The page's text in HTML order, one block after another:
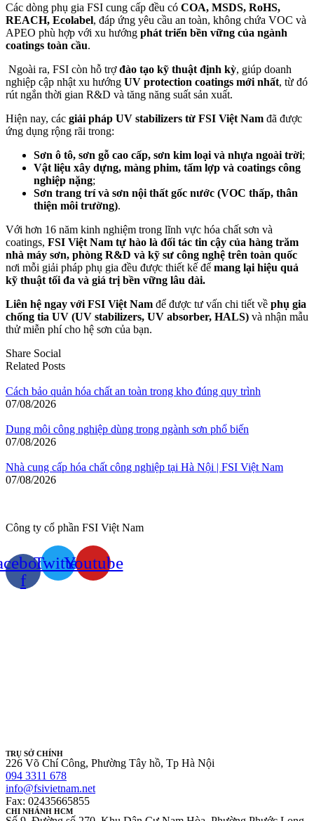
Các dòng phụ gia FSI cung cấp đều có COA, MSDS, RoHS,
REACH, Ecolabel, đáp ứng yêu cầu an toàn, không chứa VOC và
APEO phù hợp với xu hướng phát triển bền vững của ngành
coatings toàn cầu.
Ngoài ra, FSI còn hỗ trợđào tạo kỹ thuật định kỳ, giúp doanh
nghiệp cập nhật xu hướng UV protection coatings mới nhất, từ đó
rút ngắn thời gian R&D và tăng năng suất sản xuất.
Hiện nay, các giải pháp UV stabilizers từ FSI Việt Nam đã được
ứng dụng rộng rãi trong:
Sơn ô tô, sơn gỗ cao cấp, sơn kim loại và nhựa ngoài trời;
Vật liệu xây dựng, màng phim, tấm lợp và coatings công
nghiệp nặng;
Sơn trang trí và sơn nội thất gốc nước (VOC thấp, thân
thiện môi trường).
Với hơn 16 năm kinh nghiệm trong lĩnh vực hóa chất sơn và
coatings, FSI Việt Nam tự hào là đối tác tin cậy của hàng trăm
nhà máy sơn, phòng R&D và kỹ sư công nghệ trên toàn quốc
nơi mỗi giải pháp phụ gia đều được thiết kế để mang lại hiệu quả
kỹ thuật tối đa và giá trị bền vững lâu dài.
Liên hệ ngay với FSI Việt Nam để được tư vấn chi tiết về phụ gia
chống tia UV (UV stabilizers, UV absorber, HALS) và nhận mẫu
thử miễn phí cho hệ sơn của bạn.
Share Social
Related Posts
Cách bảo quản hóa chất an toàn trong kho đúng quy trình
07/08/2026
Dung môi công nghiệp dùng trong ngành sơn phổ biến
07/08/2026
Nhà cung cấp hóa chất công nghiệp tại Hà Nội | FSI Việt Nam
07/08/2026
Công ty cổ phần FSI Việt Nam
f
TwitterYoutube
TRỤ SỞ CHÍNH
226 Võ Chí Công, Phường Tây hồ, Tp Hà Nội
094 3311 678
info@fsivietnam.net
Fax: 02435665855
CHI NHÁNH HCM